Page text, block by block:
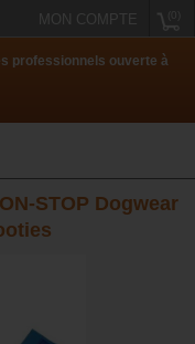
MON COMPTE
professionnels ouverte à
STOP Dogwear